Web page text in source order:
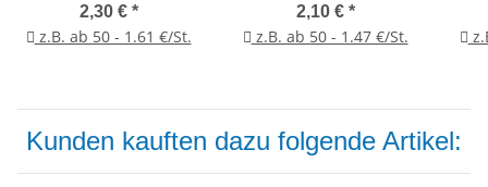
2,30 € *
z.B. ab 50 - 1.61 €/St.
2,10 € *
z.B. ab 50 - 1.47 €/St.
Kunden kauften dazu folgende Artikel: